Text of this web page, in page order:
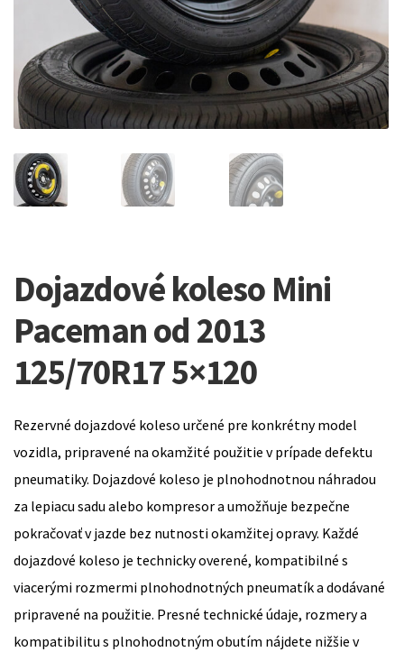
Dojazdové koleso Mini
Paceman od 2013
125/70R17 5×120
Rezervné dojazdové koleso určené pre konkrétny model
vozidla, pripravené na okamžité použitie v prípade defektu
pneumatiky. Dojazdové koleso je plnohodnotnou náhradou
za lepiacu sadu alebo kompresor a umožňuje bezpečne
pokračovať v jazde bez nutnosti okamžitej opravy. Každé
dojazdové koleso je technicky overené, kompatibilné s
viacerými rozmermi plnohodnotných pneumatík a dodávané
pripravené na použitie. Presné technické údaje, rozmery a
kompatibilitu s plnohodnotným obutím nájdete nižšie v